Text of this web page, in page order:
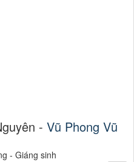
- Vũ Phong Vũ
- Giáng sinh